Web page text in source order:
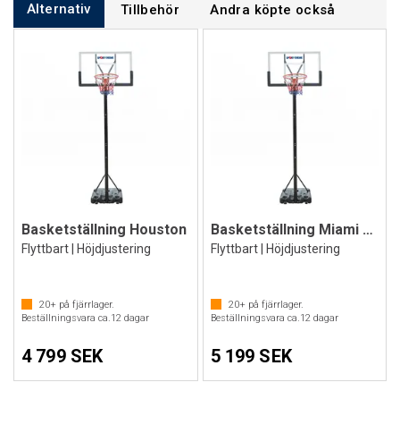
Alternativ Tillbehör Andra köpte också
Basketställning Houston
Flyttbart | Höjdjustering
20+ på fjärrlager.
Beställningsvara ca.12 dagar
4 799 SEK
Basketställning Miami med rund stolpe
Flyttbart | Höjdjustering
20+på fjärrlager.
Beställningsvara ca.12dagar
5 199 SEK